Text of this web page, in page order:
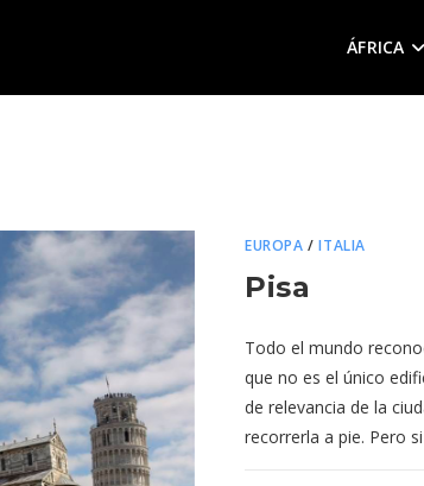
ÁFRICA
EUROPA /ITALIA
Pisa
Todo el mundo
que no es el único
de relevancia de la
recorrerla a pie. Pero